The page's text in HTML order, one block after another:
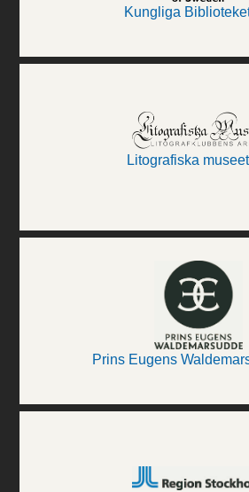
Kungliga
Litografiska museet
Prins Eugens